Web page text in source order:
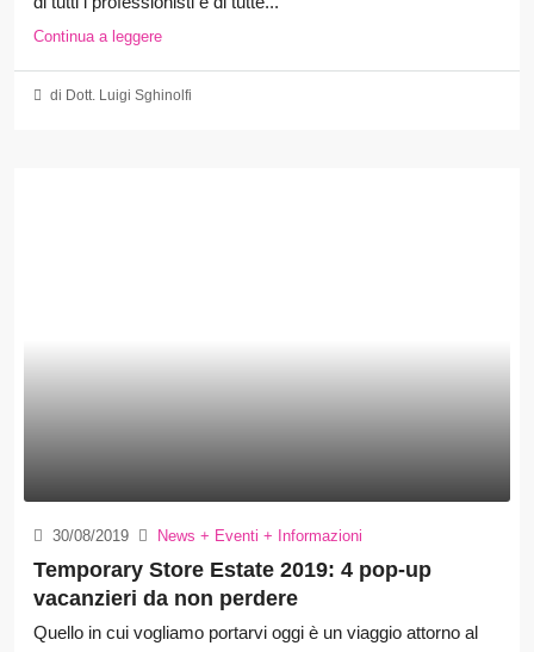
Continua a leggere
di Dott. Luigi Sghinolfi
30/08/2019 News + Eventi + Informazioni
Temporary Store Estate 2019: 4 pop-up
vacanzieri da non perdere
Quello in cui vogliamo portarvi oggi è un viaggio attorno al